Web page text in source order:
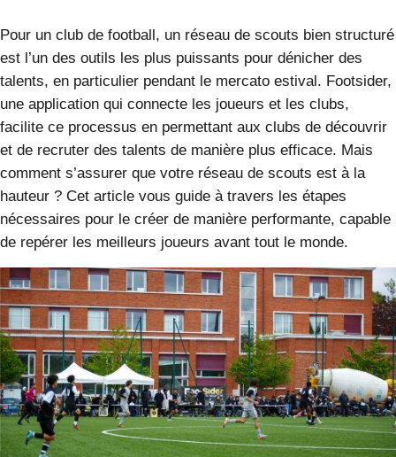
Pour un club de football, un réseau de scouts bien structuré
est l’un des outils les plus puissants pour dénicher des
talents, en particulier pendant le mercato estival. Footsider,
une application qui connecte les joueurs et les clubs,
facilite ce processus en permettant aux clubs de découvrir
et de recruter des talents de manière plus efficace. Mais
comment s’assurer que votre réseau de scouts est à la
hauteur ? Cet article vous guide à travers les étapes
nécessaires pour le créer de manière performante, capable
de repérer les meilleurs joueurs avant tout le monde.